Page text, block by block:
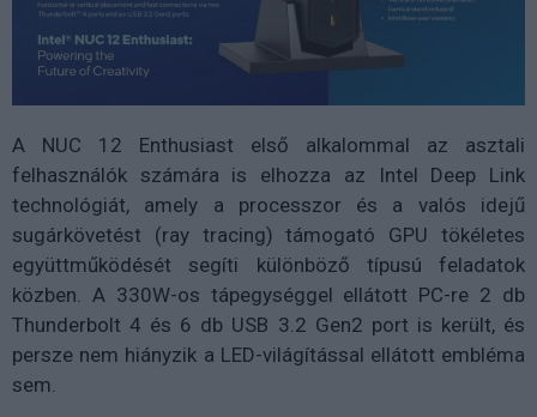
A NUC 12 Enthusiast első alkalommal az asztali
felhasználók számára is elhozza az Intel Deep Link
technológiát, amely a processzor és a valós idejű
sugárkövetést (ray tracing) támogató GPU tökéletes
együttműködését segíti különböző típusú feladatok
közben. A 330W-os tápegységgel ellátott PC-re 2 db
Thunderbolt 4 és 6 db USB 3.2 Gen2 port is került, és
persze nem hiányzik a LED-világítással ellátott embléma
sem.